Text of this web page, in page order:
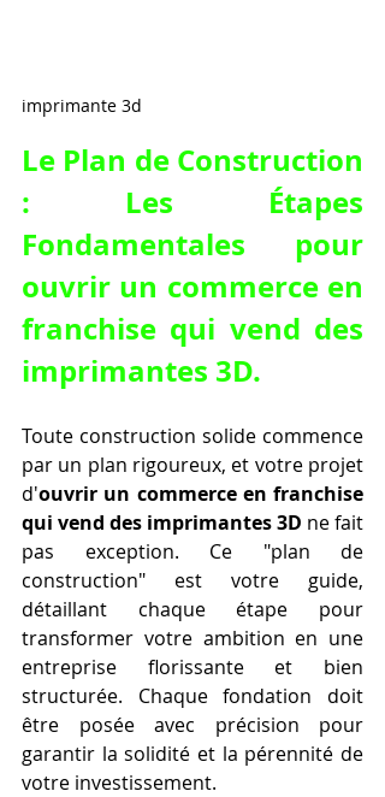
imprimante 3d
Le Plan de Construction
: Les Étapes
ouvrir un commerce en
franchise qui vend des
imprimantes 3D.
Toute construction solide commence
par un plan rigoureux, et votre projet
d'ouvrir un commerce en franchise
qui vend des imprimantes 3D ne fait
pas exception. Ce "plan de
construction" est votre guide,
détaillant chaque étape pour
transformer votre ambition en une
entreprise florissante et bien
structurée. Chaque fondation doit
être posée avec précision pour
garantir la solidité et la pérennité de
votre investissement.